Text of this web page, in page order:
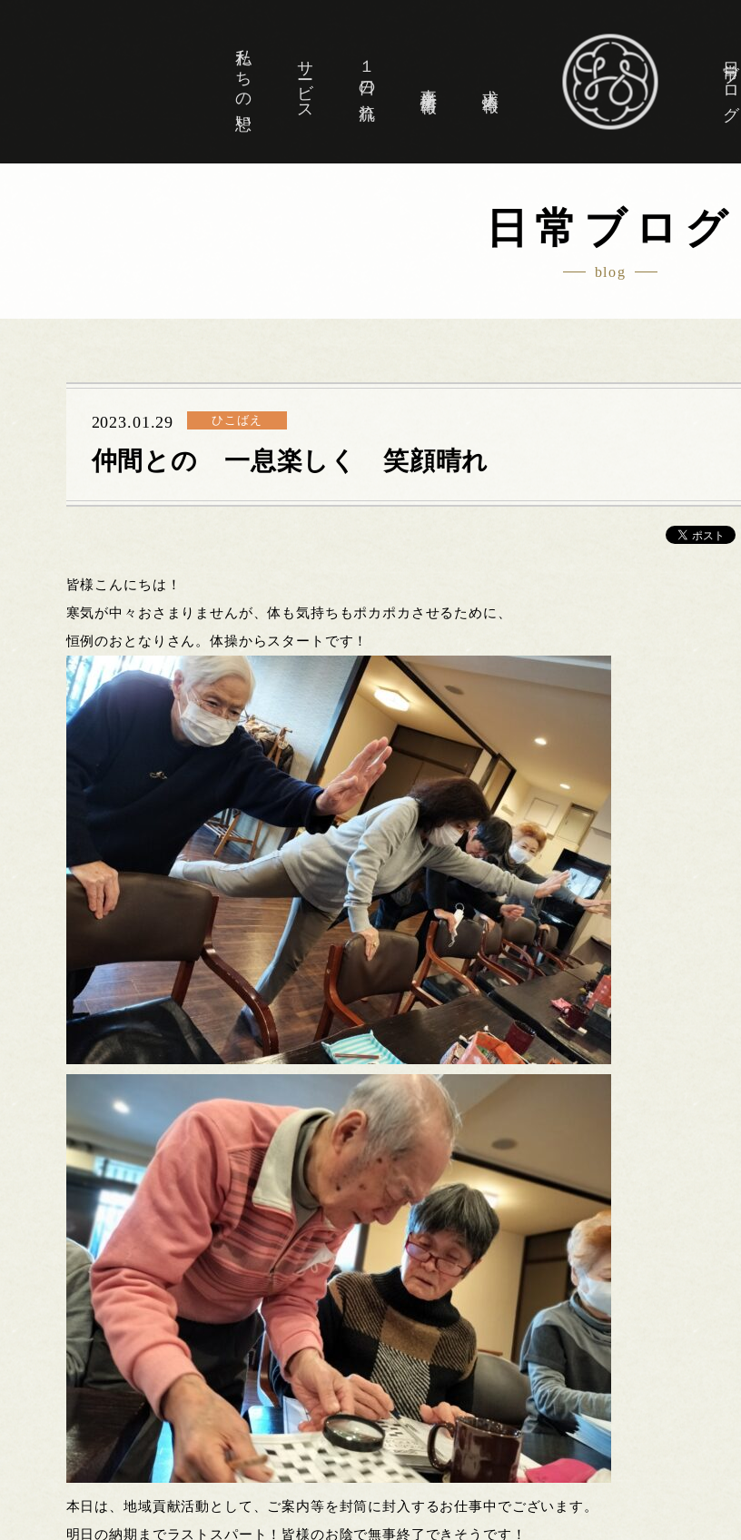
私たちの想い サービス １日の流れ 日常ブログ
日常ブログ
blog
2023.01.29 ひこばえ
仲間との 一息楽しく 笑顔晴れ
皆様こんにちは！
寒気が中々おさまりませんが、体も気持ちもポカポカさせるために、
恒例のおとなりさん。体操からスタートです！
本日は、地域貢献活動として、ご案内等を封筒に封入するお仕事中でございます。
明日の納期までラストスパート！皆様のお陰で無事終了できそうです！